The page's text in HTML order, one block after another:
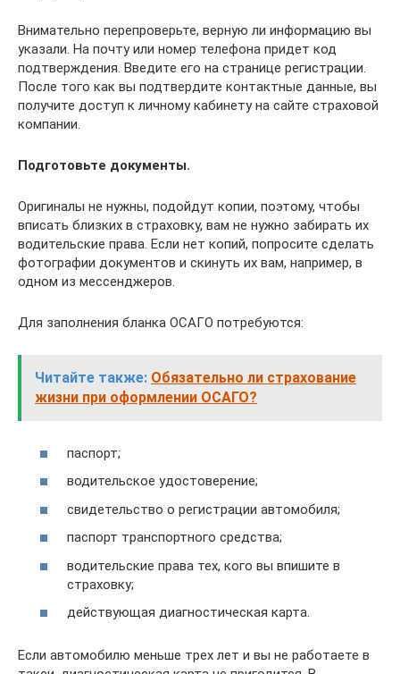
Внимательно перепроверьте, верную ли информацию вы
указали. На почту или номер телефона придет код
подтверждения. Введите его на странице регистрации.
После того как вы подтвердите контактные данные, вы
получите доступ к личному кабинету на сайте страховой
компании.
Подготовьте документы.
Оригиналы не нужны, подойдут копии, поэтому, чтобы
вписать близких в страховку, вам не нужно забирать их
водительские права. Если нет копий, попросите сделать
фотографии документов и скинуть их вам, например, в
одном из мессенджеров.
Для заполнения бланка ОСАГО потребуются:
Читайте также: Обязательно ли страхование
жизни при оформлении ОСАГО?
паспорт;
водительское удостоверение;
свидетельство о регистрации автомобиля;
паспорт транспортного средства;
водительские права тех, кого вы впишите в
страховку;
действующая диагностическая карта.
Если автомобилю меньше трех лет и вы не работаете в